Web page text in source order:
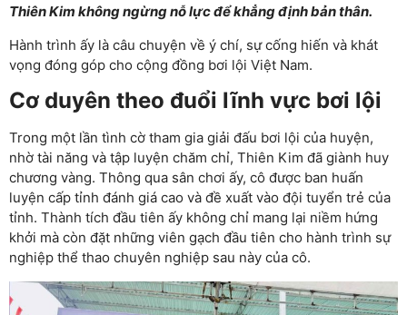
Thiên Kim không ngừng nỗ lực để khẳng định bản thân.
Hành trình ấy là câu chuyện về ý chí, sự cống hiến và khát
vọng đóng góp cho cộng đồng bơi lội Việt Nam.
Cơ duyên theo đuổi lĩnh vực bơi lội
Trong một lần tình cờ tham gia giải đấu bơi lội của huyện,
nhờ tài năng và tập luyện chăm chỉ, Thiên Kim đã giành huy
chương vàng. Thông qua sân chơi ấy, cô được ban huấn
luyện cấp tỉnh đánh giá cao và đề xuất vào đội tuyển trẻ của
tỉnh. Thành tích đầu tiên ấy không chỉ mang lại niềm hứng
khởi mà còn đặt những viên gạch đầu tiên cho hành trình sự
nghiệp thể thao chuyên nghiệp sau này của cô.